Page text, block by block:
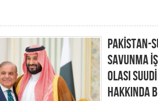
PAKİSTAN-
SAVUNMA
OLASI
HAKKINDA